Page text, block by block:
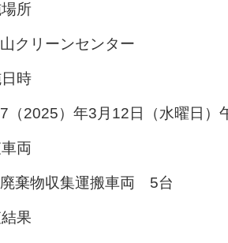
所
リーンセンター
時
2025）年3月12日（水曜日）
両
物収集運搬車両 5台
果